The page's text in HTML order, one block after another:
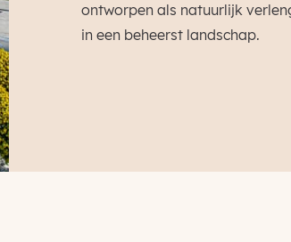
ontworpen als natuurlijk
in een beheerst landschap.